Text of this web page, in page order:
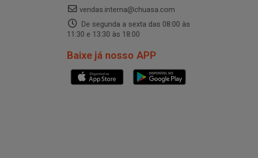
vendas.interna@chuasa.com
De segunda a sexta das 08:00 às
11:30 e 13:30 às 18:00
Baixe já nosso APP